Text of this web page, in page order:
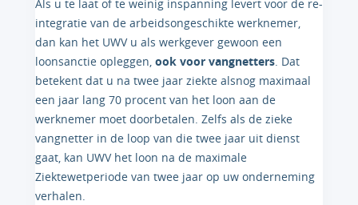
Als u te laat of te weinig inspanning levert voor de re-
integratie van de arbeidsongeschikte werknemer,
dan kan het UWV u als werkgever gewoon een
loonsanctie opleggen, ook voor vangnetters . Dat
betekent dat u na twee jaar ziekte alsnog maximaal
een jaar lang 70 procent van het loon aan de
werknemer moet doorbetalen. Zelfs als de zieke
vangnetter in de loop van die twee jaar uit dienst
gaat, kan UWV het loon na de maximale
Ziektewetperiode van twee jaar op uw onderneming
verhalen.